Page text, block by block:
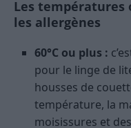
Les
les allergènes
60°C ou plus :
pour le linge de
housses de
température, la
moisissures et